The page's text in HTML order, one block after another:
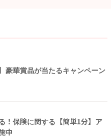
豪華賞品が当たるキャンペーン
！保険に関する【簡単1分】ア
中